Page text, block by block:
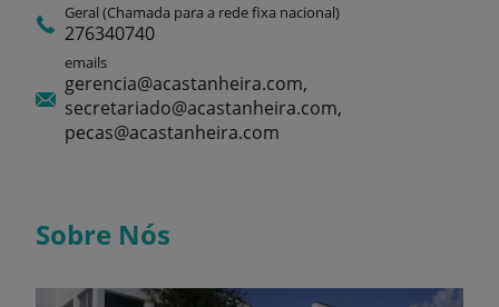
Geral (Chamada para a rede fixa nacional)
276340740
emails
gerencia@acastanheira.com,
secretariado@acastanheira.com,
pecas@acastanheira.com
Sobre Nós